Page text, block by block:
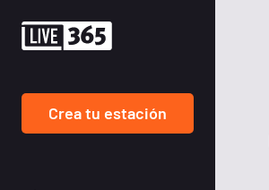
Crea tu estación